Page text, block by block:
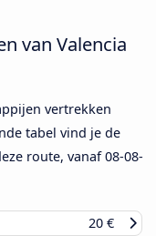
van Valencia
vertrekken
tabel vind je de
route, vanaf08-08-
20 €